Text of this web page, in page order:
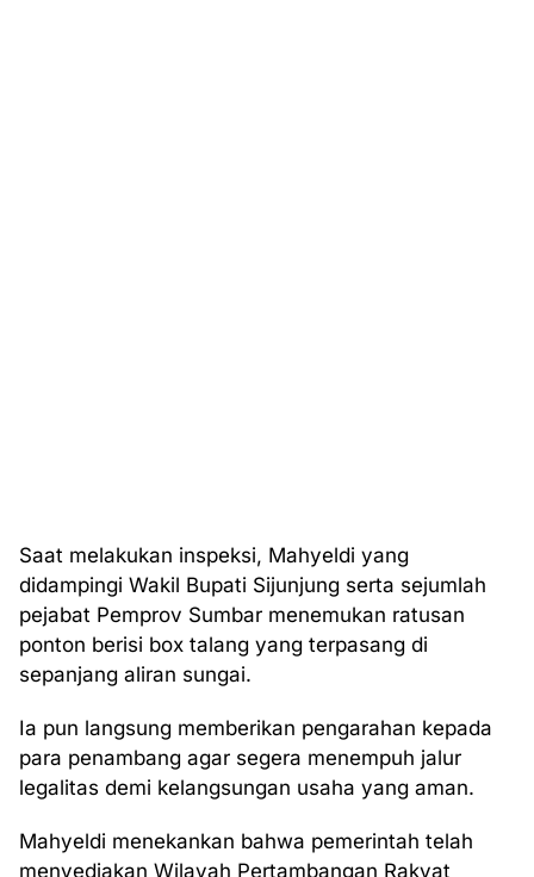
Saat melakukan inspeksi, Mahyeldi yang
didampingi Wakil Bupati Sijunjung serta sejumlah
pejabat Pemprov Sumbar menemukan ratusan
ponton berisi box talang yang terpasang di
sepanjang aliran sungai.
Ia pun langsung memberikan pengarahan kepada
para penambang agar segera menempuh jalur
legalitas demi kelangsungan usaha yang aman.
Mahyeldi menekankan bahwa pemerintah telah
menyediakan Wilayah Pertambangan Rakyat